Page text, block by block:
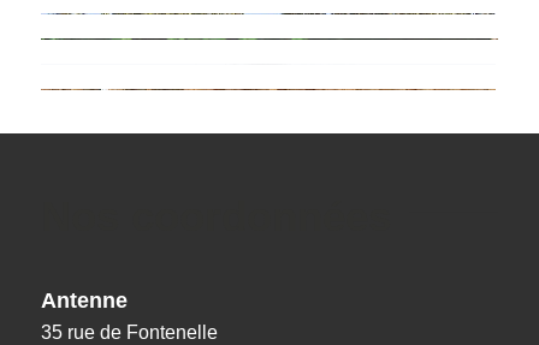
Antenne
35 rue de Fontenelle